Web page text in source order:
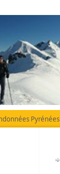
Pyrénées